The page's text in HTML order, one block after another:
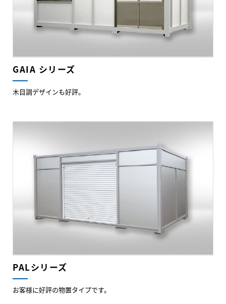
GAIA シリーズ
木目調デザインも好評。
PALシリーズ
お客様に好評の物置タイプです。